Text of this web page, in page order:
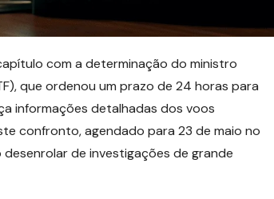
com a determinação do ministro
que ordenou um prazo de 24 horas para
informações detalhadas dos voos
confronto, agendado para 23 de maio no
de investigações de grande